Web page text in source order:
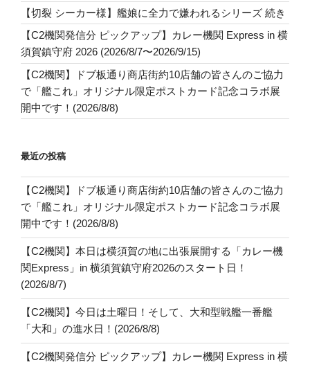
【切裂 シーカー様】艦娘に全力で嫌われるシリーズ 続き
【C2機関発信分 ピックアップ】カレー機関 Express in 横
須賀鎮守府 2026 (2026/8/7〜2026/9/15)
【C2機関】ドブ板通り商店街約10店舗の皆さんのご協力
で「艦これ」オリジナル限定ポストカード記念コラボ展
開中です！(2026/8/8)
最近の投稿
【C2機関】ドブ板通り商店街約10店舗の皆さんのご協力
で「艦これ」オリジナル限定ポストカード記念コラボ展
開中です！(2026/8/8)
【C2機関】本日は横須賀の地に出張展開する「カレー機
関Express」in 横須賀鎮守府2026のスタート日！
(2026/8/7)
【C2機関】今日は土曜日！そして、大和型戦艦一番艦
「大和」の進水日！(2026/8/8)
【C2機関発信分 ピックアップ】カレー機関 Express in 横